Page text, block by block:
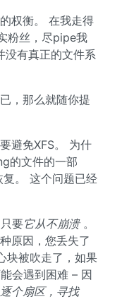
权衡。 在我走得
粉丝，尽pipe我
没有真正的文件系
，那么就随你提
避免XFS。 为什
的文件的一部
。 这个问题已经
要它从不崩溃。
原因，您丢失了
块被吹走了，如果
会遇到困难 – 因
个扇区，寻找